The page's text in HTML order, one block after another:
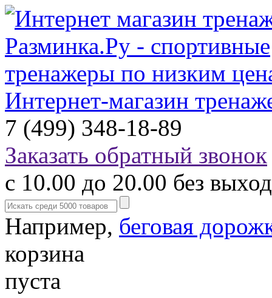
Интернет-магазин
7 (499) 348-18-89
Заказать обратный звонок
с 10.00 до 20.00 без
Например, беговая
корзина
пуста